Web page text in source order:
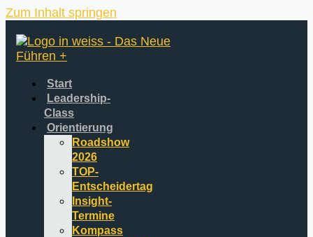
Zum Inhalt springen
Start
Leadership-
Class
Orientierung
Roadshow
2026
TOP-
Entscheidertag
Insight-
Termine
Kompass